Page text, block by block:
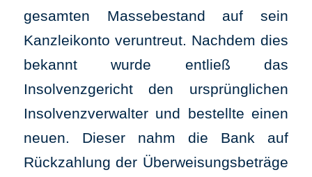
gesamten Massebestand auf sein
Kanzleikonto veruntreut. Nachdem dies
bekannt wurde entließ das
Insolvenzgericht den ursprünglichen
Insolvenzverwalter und bestellte einen
neuen. Dieser nahm die Bank auf
Rückzahlung der Überweisungsbeträge